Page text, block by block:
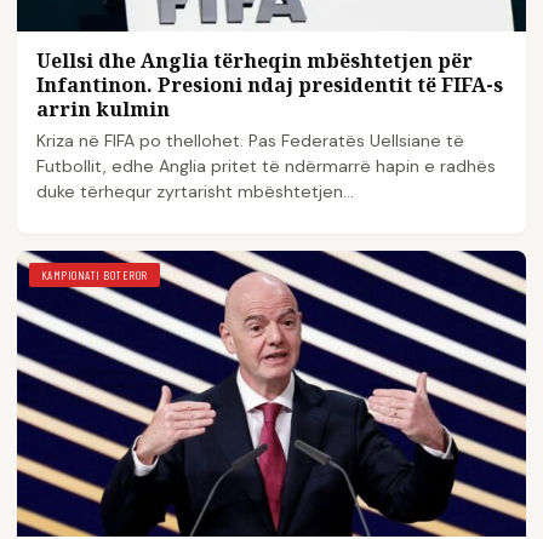
Uellsi dhe Anglia tërheqin mbështetjen për
Infantinon. Presioni ndaj presidentit të FIFA-s
arrin kulmin
Kriza në FIFA po thellohet. Pas Federatës Uellsiane të
Futbollit, edhe Anglia pritet të ndërmarrë hapin e radhës
duke tërhequr zyrtarisht mbështetjen…
KAMPIONATI BOTEROR